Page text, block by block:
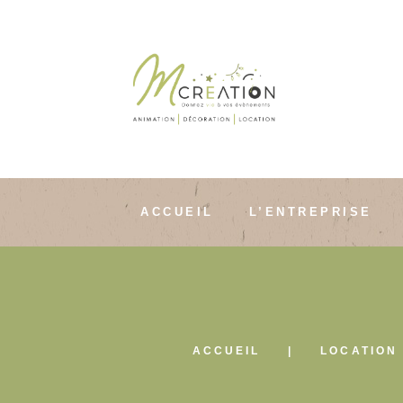
ACCUEIL L’ENTREPRISE
ACCUEIL LOCATION